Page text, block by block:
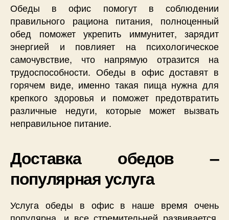
Обеды в офис помогут в соблюдении
правильного рациона питания, полноценный
обед поможет укрепить иммунитет, зарядит
энергией и повлияет на психологическое
самочувствие, что напрямую отразится на
трудоспособности. Обеды в офис доставят в
горячем виде, именно такая пища нужна для
крепкого здоровья и поможет предотвратить
различные недуги, которые может вызвать
неправильное питание.
Доставка обедов –
популярная услуга
Услуга обеды в офис в наше время очень
популярна, и все стремительней развивается.